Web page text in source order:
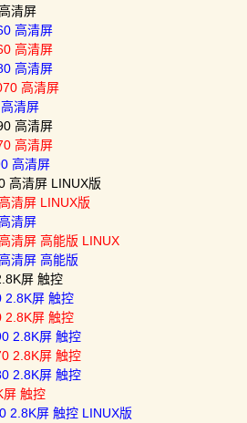
清屏
高清屏
高清屏
高清屏
高清屏
清屏
高清屏
高清屏
高清屏
高清屏 LINUX版
清屏 LINUX版
清屏
清屏 高能版 LINUX
清屏 高能版
屏 触控
屏 触控
屏 触控
2.8K屏 触控
2.8K屏 触控
2.8K屏 触控
触控
2.8K屏 触控 LINUX版